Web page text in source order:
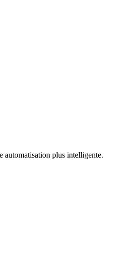
automatisation plus intelligente.